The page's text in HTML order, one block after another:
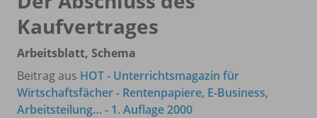
Kaufvertrages
Arbeitsblatt, Schema
Beitrag aus HOT - Unterrichtsmagazin für
Wirtschaftsfächer - Rentenpapiere, E-Business,
Arbeitsteilung… - 1. Auflage 2000